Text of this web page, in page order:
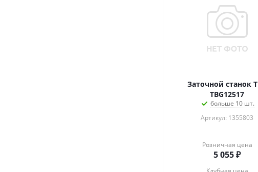
Заточной станок
TBG12517
больше 10 шт.
Артикул: 1355803
Розничная цена
5 055₽